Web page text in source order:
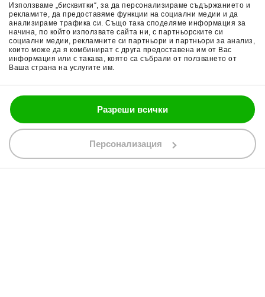
Използваме „бисквитки“, за да персонализираме съдържанието и
рекламите, да предоставяме функции на социални медии и да
анализираме трафика си. Също така споделяме информация за
начина, по който използвате сайта ни, с партньорските си
социални медии, рекламните си партньори и партньори за анализ,
които може да я комбинират с друга предоставена им от Вас
информация или с такава, която са събрали от ползването от
Ваша страна на услугите им.
Разреши всички
Персонализация
Общи условия
Поверителност
Политика за бисквитки
Раници за мотор
Ръкавици за мотор
Части за мотор
088 200 7002
shop@bobimx.com